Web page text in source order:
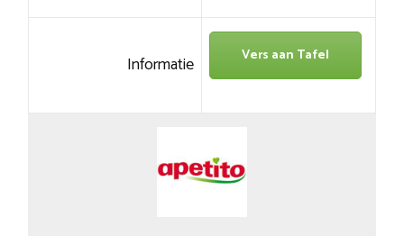
Informatie Vers aan Tafel